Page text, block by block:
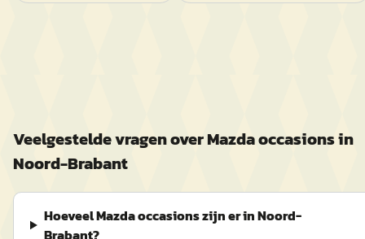
Veelgestelde vragen overMazdaoccasions in
Noord-Brabant
Hoeveel Mazda occasions zijn er in Noord-
Brabant?